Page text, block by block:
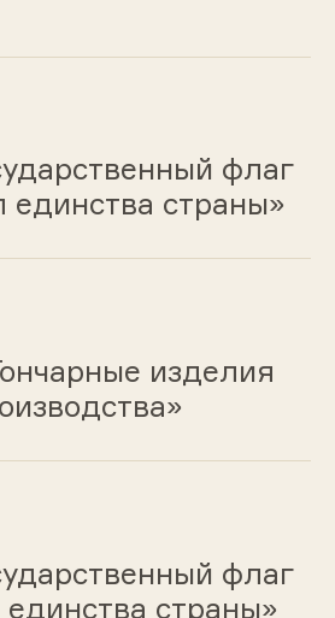
флаг
страны»
изделия
флаг
страны»